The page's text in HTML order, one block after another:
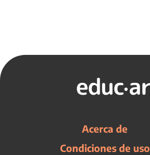
Acerca de
Condiciones de uso